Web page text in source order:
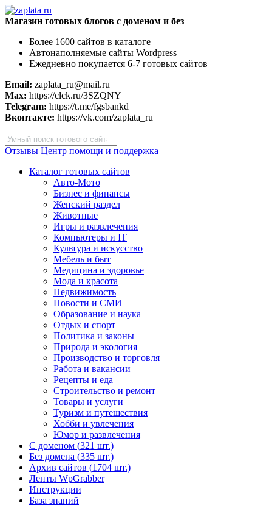
Магазин готовых блогов с доменом и без
Более 1600 сайтов в каталоге
Автонаполняемые сайты Wordpress
Ежедневно покупается 6-7 готовых сайтов
Email: zaplata_ru@mail.ru
Max: https://clck.ru/3SZQNY
Telegram: https://t.me/fgsbankd
Вконтакте: https://vk.com/zaplata_ru
Поиск
товаров
Отзывы Центр помощи и поддержка
Каталог готовых сайтов
Авто-Мото
Бизнес и финансы
Женский раздел
Животные
Игры и развлечения
Компьютеры и IT
Культура и искусство
Мебель и быт
Медицина и здоровье
Мода и красота
Недвижимость
Новости и СМИ
Образование и наука
Отдых и спорт
Политика и законы
Природа и экология
Производство и торговля
Работа и вакансии
Рецепты и еда
Строительство и ремонт
Товары и услуги
Туризм и путешествия
Хобби и увлечения
Юмор и развлечения
С доменом (321 шт.)
Без домена (335 шт.)
Архив сайтов (1704 шт.)
Ленты WpGrabber
Инструкции
База знаний